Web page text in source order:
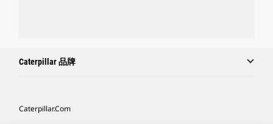
Caterpillar 品牌
Caterpillar.com